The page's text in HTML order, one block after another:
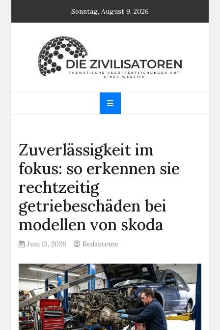
Sonntag, August 9, 2026
Die Zivilisatoren
Website
Zuverlässigkeit im
fokus: so erkennen sie
rechtzeitig
getriebeschäden bei
modellen von skoda
Juni 13, 2026 Redakteure